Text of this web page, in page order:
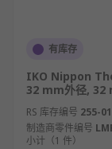
有库存
IKO Nippon
32 mm外径, 32
RS 库存编号 255-
制造商零件编号
小计（1 件）